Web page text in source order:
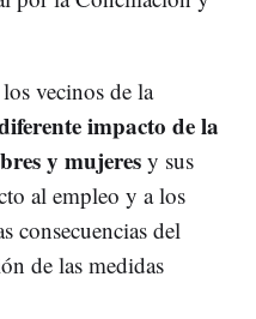
vecinos de la
impacto de la
y mujeresy sus
al empleo y a los
consecuencias del
de las medidas